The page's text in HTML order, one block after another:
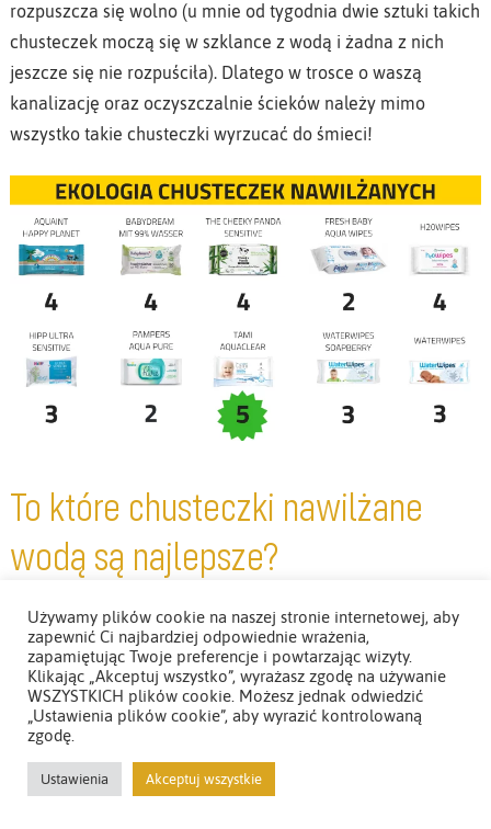
rozpuszcza się wolno (u mnie od tygodnia dwie sztuki takich
chusteczek moczą się w szklance z wodą i żadna z nich
jeszcze się nie rozpuściła). Dlatego w trosce o waszą
kanalizację oraz oczyszczalnie ścieków należy mimo
wszystko takie chusteczki wyrzucać do śmieci!
To które chusteczki nawilżane
wodą są najlepsze?
Podsumowując te wszystkie punkty i punkciki, musiałam
przyjąć jakieś wagi do poszczególnych cech. I patrzyłam na
to z totalnie subiektywnej perspektywy, to co dla mnie jest
najważniejsze przy wyborze chusteczek nawilżanych wodą,
więc, żenajważniejszy jest skład
Używamy plików cookie na naszej stronie internetowej, aby
zapewnić Ci najbardziej odpowiednie wrażenia,
zapamiętując Twoje preferencje i powtarzając wizyty.
Klikając „Akceptuj wszystko”, wyrażasz zgodę na używanie
WSZYSTKICH plików cookie. Możesz jednak odwiedzić
„Ustawienia plików cookie”, aby wyrazić kontrolowaną
zgodę.
Ustawienia Akceptuj wszystkie